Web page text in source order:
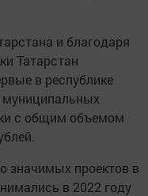
и благодаря
Татарстан
в республике
муниципальных
с общим объемом
значимых проектов в
в 2022 году